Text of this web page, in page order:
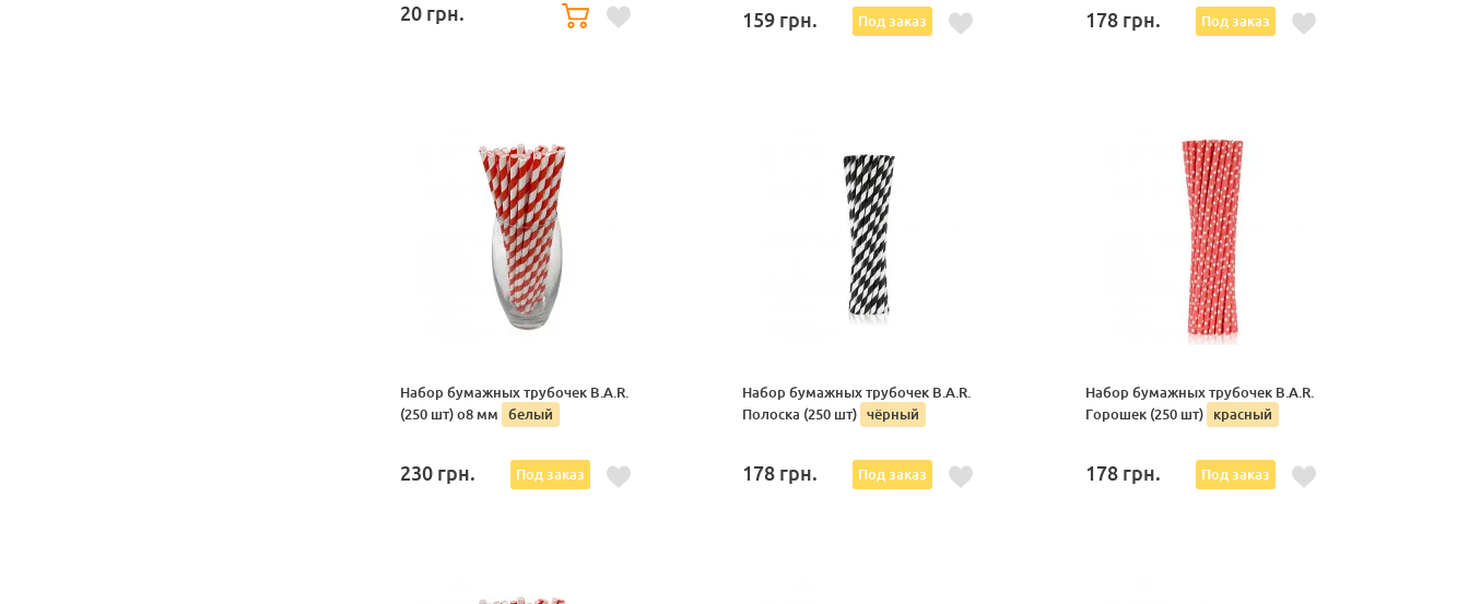
20 грн. 159 грн. Под заказ 178 грн. Под заказ
Набор бумажных трубочек B.A.R.
(250 шт) o8 мм белый
230 грн. Под заказ
Набор бумажных трубочек B.A.R.
Полоска (250 шт) чёрный
178 грн. Под заказ
Набор бумажных трубочек B.A.R.
Горошек (250 шт) красный
178 грн. Под заказ